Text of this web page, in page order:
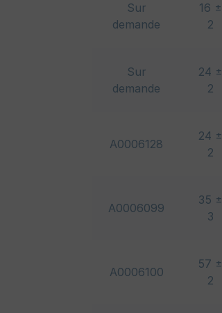
Sur
demande
16 ±
2
Sur
demande
24 ±
2
A0006128
24 ±
2
A0006099
35 ±
3
A0006100
57 ±
2